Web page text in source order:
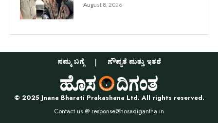
August 8, 2026
ನಮ್ಮ ಬಗ್ಗೆ ಗೌಪ್ಯತೆ ಮತ್ತು ಇತರೆ
© 2025 Jnana Bharati Prakashana Ltd. All rights reserved.
Contact us @ response@hosadigantha.in